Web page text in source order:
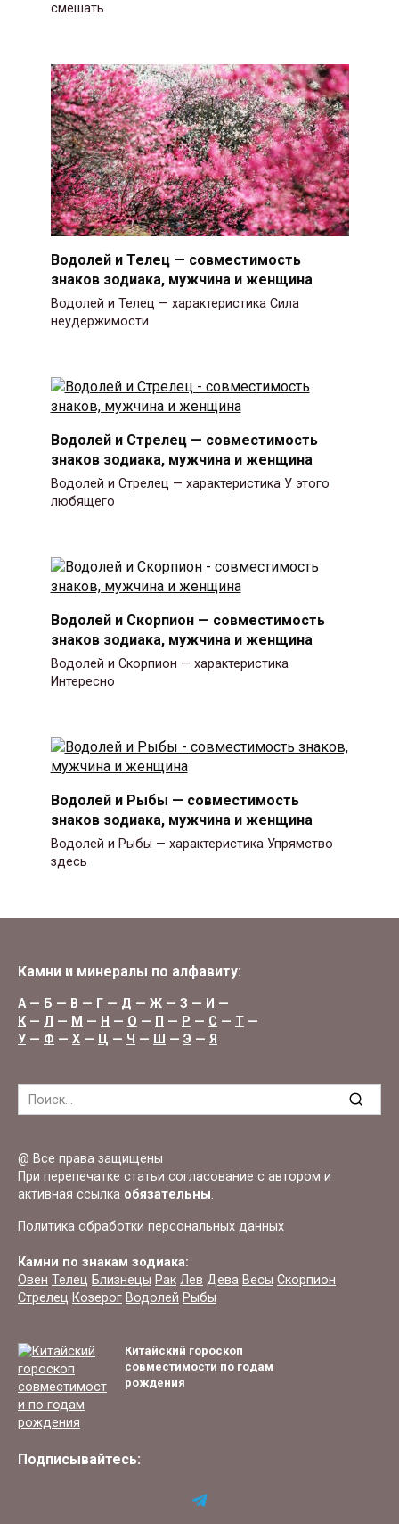
смешать
Водолей и Телец — совместимость
знаков зодиака, мужчина и женщина
Водолей и Телец — характеристика Сила
неудержимости
Водолей и Стрелец — совместимость
знаков зодиака, мужчина и женщина
Водолей и Стрелец — характеристика У этого
любящего
Водолей и Скорпион — совместимость
знаков зодиака, мужчина и женщина
Водолей и Скорпион — характеристика
Интересно
Водолей и Рыбы — совместимость
знаков зодиака, мужчина и женщина
Водолей и Рыбы — характеристика Упрямство
здесь
Камни и минералы по алфавиту:
А— Б — В — Г — Д — Ж — З — И —
К — Л — М — Н — О — П — Р — С — Т —
У — Ф — Х — Ц — Ч — Ш — Э — Я
Search
@ Все права защищены
При перепечатке статьи согласование с автором и
активная ссылка обязательны.
Политика обработки персональных данных
Камни по знакам зодиака:
Овен Телец Близнецы Рак Лев Дева Весы Скорпион
Стрелец Козерог Водолей Рыбы
Китайский гороскоп
совместимости по годам
рождения
Подписывайтесь: